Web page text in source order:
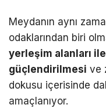
Meydanın aynı
odaklarından biri
yerleşim alanları
güçlendirilmesi ve
dokusu içerisinde
amaçlanıyor.